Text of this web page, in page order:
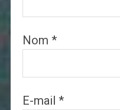
Nom *
E-mail *